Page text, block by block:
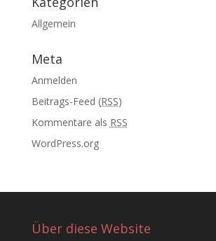
Allgemein
Meta
Anmelden
Beitrags-Feed (RSS)
Kommentare als RSS
WordPress.org
Über diese Website